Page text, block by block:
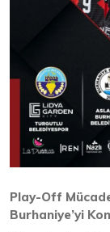
Play-Off
Burhaniye’yi